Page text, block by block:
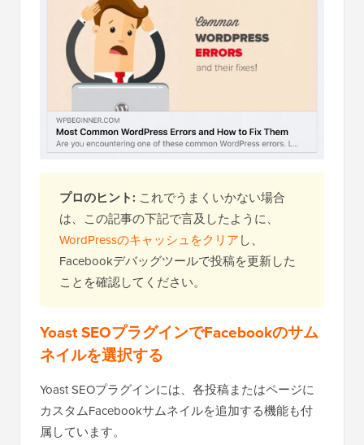
プロのヒント: これでうまくいかない場合
は、この記事の下記で言及したように、
WordPressのキャッシュをクリアし、
Facebookデバッグツールで投稿を更新した
ことを確認してください。
Yoast SEOプラグインでFacebookのサム
ネイルを選択する
Yoast SEOプラグインには、各投稿またはページに
カスタムFacebookサムネイルを追加する機能も付
属しています。